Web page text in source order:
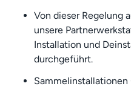
Von dieser Regelung
unsere
Installation und
durchgeführt.
Sammelinstallationen